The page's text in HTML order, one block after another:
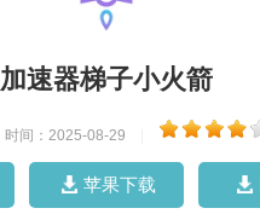
加速器梯子小火箭
时间：2025-08-29
苹果下载